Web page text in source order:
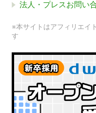
法人・プレスお問い
※本サイトはアフィリエイ
す